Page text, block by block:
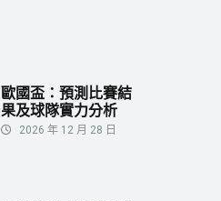
歐國盃：預測比賽結
果及球隊實力分析
2026 年 12 月 28 日